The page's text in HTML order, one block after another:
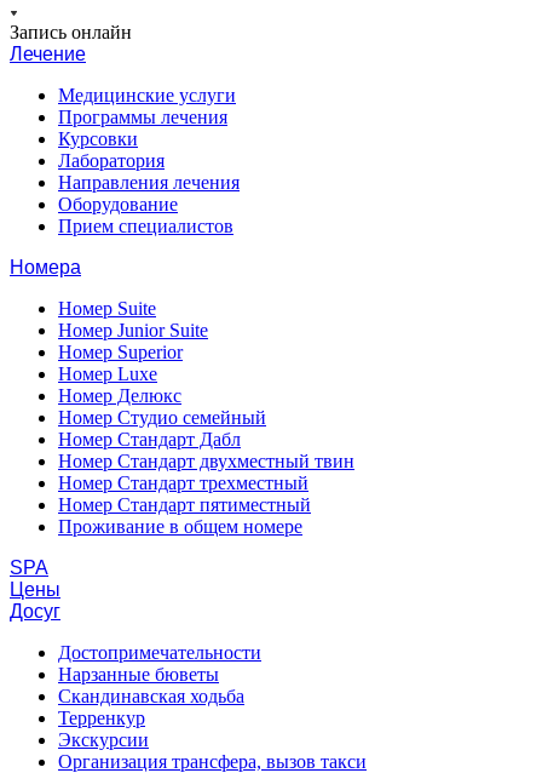
Запись онлайн
Лечение
Медицинские услуги
Программы лечения
Курсовки
Лаборатория
Направления лечения
Оборудование
Прием специалистов
Номера
Номер Suite
Номер Junior Suite
Номер Superior
Номер Luxe
Номер Делюкс
Номер Студио семейный
Номер Стандарт Дабл
Номер Стандарт двухместный твин
Номер Стандарт трехместный
Номер Стандарт пятиместный
Проживание в общем номере
SPA
Цены
Досуг
Достопримечательности
Нарзанные бюветы
Скандинавская ходьба
Терренкур
Экскурсии
Организация трансфера, вызов такси